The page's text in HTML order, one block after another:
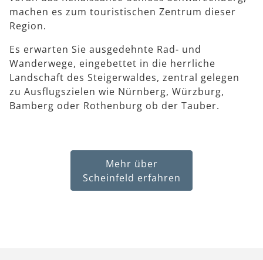
machen es zum touristischen Zentrum dieser
Region.
Es erwarten Sie ausgedehnte Rad- und
Wanderwege, eingebettet in die herrliche
Landschaft des Steigerwaldes, zentral gelegen
zu Ausflugszielen wie Nürnberg, Würzburg,
Bamberg oder Rothenburg ob der Tauber.
Mehr über
Scheinfeld erfahren